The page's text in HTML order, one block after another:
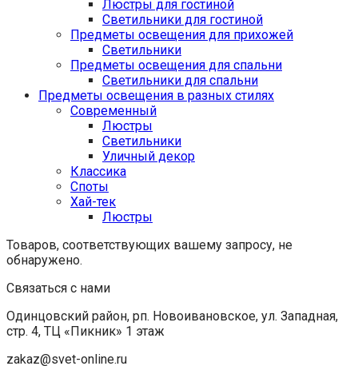
Люстры для гостиной
Светильники для гостиной
Предметы освещения для прихожей
Светильники
Предметы освещения для спальни
Светильники для спальни
Предметы освещения в разных стилях
Cовременный
Люстры
Светильники
Уличный декор
Классика
Споты
Хай-тек
Люстры
Товаров, соответствующих вашему запросу, не
обнаружено.
Связаться с нами
Одинцовский район, рп. Новоивановское, ул. Западная,
стр. 4, ТЦ «Пикник» 1 этаж
zakaz@svet-online.ru